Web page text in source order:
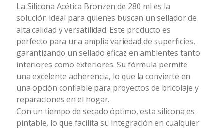
La Silicona Acética Bronzen de 280 ml es la
solución ideal para quienes buscan un sellador de
alta calidad y versatilidad. Este producto es
perfecto para una amplia variedad de superficies,
garantizando un sellado eficaz en ambientes tanto
interiores como exteriores. Su fórmula permite
una excelente adherencia, lo que la convierte en
una opción confiable para proyectos de bricolaje y
reparaciones en el hogar.
Con un tiempo de secado óptimo, esta silicona es
pintable, lo que facilita su integración en cualquier